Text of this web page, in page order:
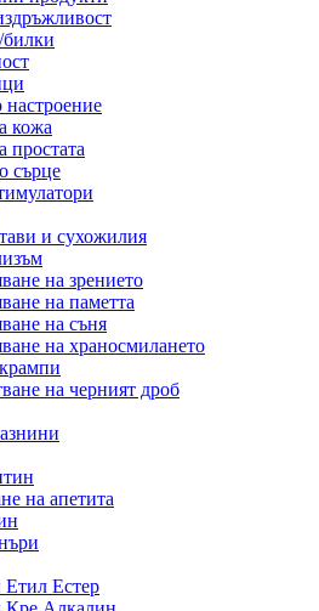
билки
настроение
кожа
простата
сърце
и сухожилия
на зрението
на паметта
на съня
на храносмилането
на черният дроб
на апетита
Етил Естер